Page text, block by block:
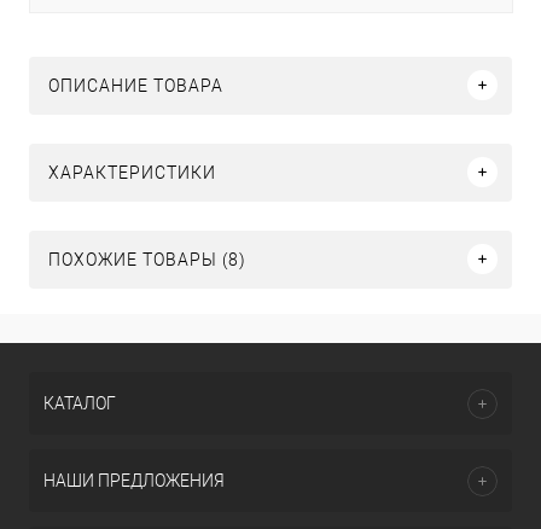
ОПИСАНИЕ ТОВАРА
ХАРАКТЕРИСТИКИ
ПОХОЖИЕ ТОВАРЫ (8)
КАТАЛОГ
НАШИ ПРЕДЛОЖЕНИЯ